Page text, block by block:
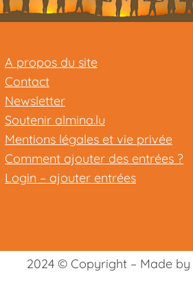
A propos du site
Contact
Newsletter
Soutenir almina.lu
Mentions légales et vie privée
Comment ajouter des entrées ?
Login – ajouter entrées
2024 © Copyright – Made by